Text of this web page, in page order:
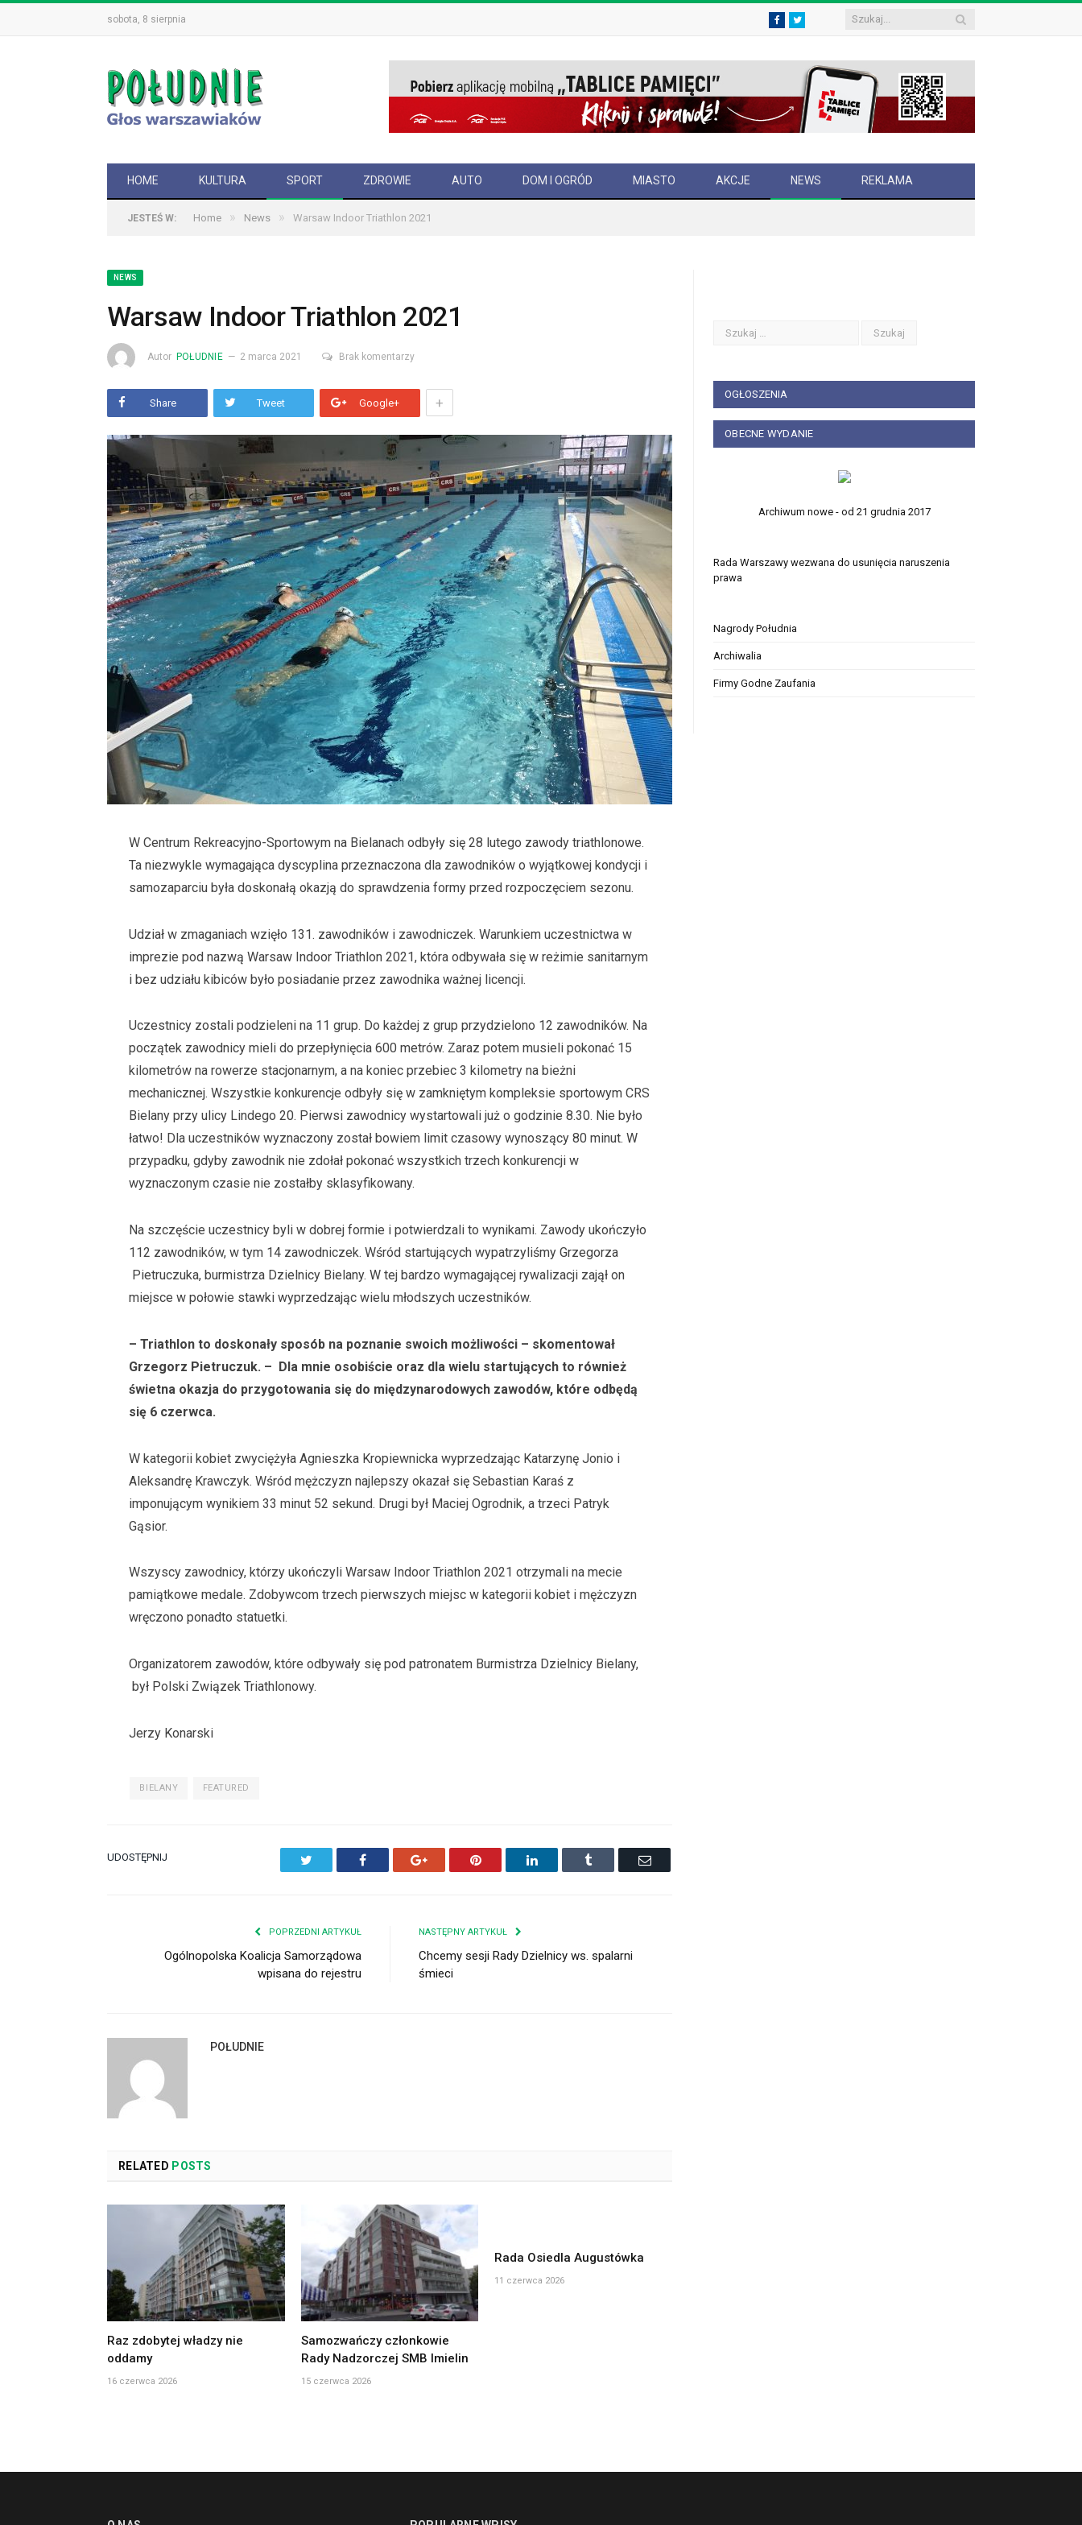
sobota, 8 sierpnia FacebookTwitter
HOME KULTURA SPORT ZDROWIE AUTO DOM I OGRÓD MIASTO AKCJE NEWS REKLAMA
JESTEŚ W: Home » News » Warsaw Indoor Triathlon 2021
NEWS
Warsaw Indoor Triathlon 2021
Autor POŁUDNIE 2 marca 2021 Brak komentarzy
Share Tweet Google+ +
W Centrum Rekreacyjno-Sportowym na Bielanach odbyły się 28 lutego zawody triathlonowe.
Ta niezwykle wymagająca dyscyplina przeznaczona dla zawodników o wyjątkowej kondycji i
samozaparciu była doskonałą okazją do sprawdzenia formy przed rozpoczęciem sezonu.
Udział w zmaganiach wzięło 131. zawodników i zawodniczek. Warunkiem uczestnictwa w
imprezie pod nazwą Warsaw Indoor Triathlon 2021, która odbywała się w reżimie sanitarnym
i bez udziału kibiców było posiadanie przez zawodnika ważnej licencji.
Uczestnicy zostali podzieleni na 11 grup. Do każdej z grup przydzielono 12 zawodników. Na
początek zawodnicy mieli do przepłynięcia 600 metrów. Zaraz potem musieli pokonać 15
kilometrów na rowerze stacjonarnym, a na koniec przebiec 3 kilometry na bieżni
mechanicznej. Wszystkie konkurencje odbyły się w zamkniętym kompleksie sportowym CRS
Bielany przy ulicy Lindego 20. Pierwsi zawodnicy wystartowali już o godzinie 8.30. Nie było
łatwo! Dla uczestników wyznaczony został bowiem limit czasowy wynoszący 80 minut. W
przypadku, gdyby zawodnik nie zdołał pokonać wszystkich trzech konkurencji w
wyznaczonym czasie nie zostałby sklasyfikowany.
Na szczęście uczestnicy byli w dobrej formie i potwierdzali to wynikami. Zawody ukończyło
112 zawodników, w tym 14 zawodniczek. Wśród startujących wypatrzyliśmy Grzegorza
Pietruczuka, burmistrza Dzielnicy Bielany. W tej bardzo wymagającej rywalizacji zajął on
miejsce w połowie stawki wyprzedzając wielu młodszych uczestników.
– Triathlon to doskonały sposób na poznanie swoich możliwości – skomentował
Grzegorz Pietruczuk. – Dla mnie osobiście oraz dla wielu startujących to również
świetna okazja do przygotowania się do międzynarodowych zawodów, które odbędą
się 6 czerwca.
W kategorii kobiet zwyciężyła Agnieszka Kropiewnicka wyprzedzając Katarzynę Jonio i
Aleksandrę Krawczyk. Wśród mężczyzn najlepszy okazał się Sebastian Karaś z
imponującym wynikiem 33 minut 52 sekund. Drugi był Maciej Ogrodnik, a trzeci Patryk
Gąsior.
Wszyscy zawodnicy, którzy ukończyli Warsaw Indoor Triathlon 2021 otrzymali na mecie
pamiątkowe medale. Zdobywcom trzech pierwszych miejsc w kategorii kobiet i mężczyzn
wręczono ponadto statuetki.
Organizatorem zawodów, które odbywały się pod patronatem Burmistrza Dzielnicy Bielany,
był Polski Związek Triathlonowy.
Jerzy Konarski
BIELANY FEATURED
UDOSTĘPNIJ Facebook Google+ Pinterest LinkedIn Tumblr Email
POPRZEDNI ARTYKUŁ
Ogólnopolska Koalicja Samorządowa
wpisana do rejestru
NASTĘPNY ARTYKUŁ
Chcemy sesji Rady Dzielnicy ws. spalarni
śmieci
POŁUDNIE
RELATED POSTS
Raz zdobytej władzy nie
oddamy
16 czerwca 2026
Samozwańczy członkowie
Rady Nadzorczej SMB Imielin
15 czerwca 2026
Rada Osiedla Augustówka
11 czerwca 2026
OGŁOSZENIA
OBECNE WYDANIE
Archiwum nowe - od 21 grudnia 2017
Rada Warszawy wezwana do usunięcia naruszenia
prawa
Nagrody Południa
Archiwalia
Firmy Godne Zaufania